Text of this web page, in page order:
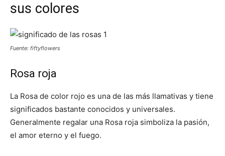
sus colores
Fuente: fiftyflowers
Rosa roja
La Rosa de color rojo es una de las más llamativas y tiene
significados bastante conocidos y universales.
Generalmente regalar una Rosa roja simboliza la pasión,
el amor eterno y el fuego.